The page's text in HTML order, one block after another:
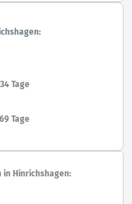
Tage
Tage
Hinrichshagen: